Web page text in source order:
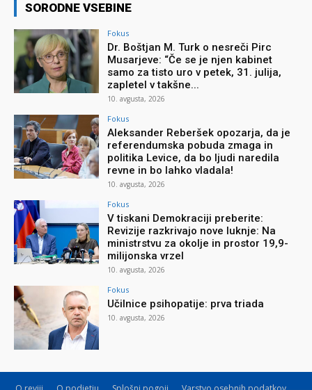
SORODNE VSEBINE
Fokus
Dr. Boštjan M. Turk o nesreči Pirc
Musarjeve: “Če se je njen kabinet
samo za tisto uro v petek, 31. julija,
zapletel v takšne...
10. avgusta, 2026
Fokus
Aleksander Reberšek opozarja, da je
referendumska pobuda zmaga in
politika Levice, da bo ljudi naredila
revne in bo lahko vladala!
10. avgusta, 2026
Fokus
V tiskani Demokraciji preberite:
Revizije razkrivajo nove luknje: Na
ministrstvu za okolje in prostor 19,9-
milijonska vrzel
10. avgusta, 2026
Fokus
Učilnice psihopatije: prva triada
10. avgusta, 2026